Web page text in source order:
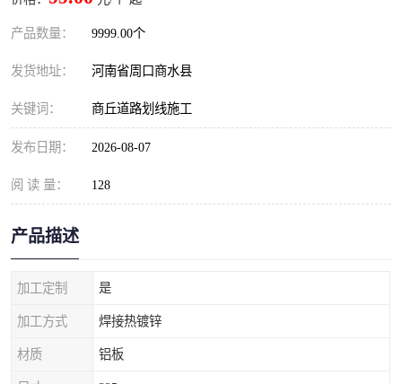
产品数量： 9999.00个
发货地址： 河南省周口商水县
关键词： 商丘道路划线施工
发布日期： 2026-08-07
阅 读 量： 128
产品描述
加工定制 是
加工方式 焊接热镀锌
材质 铝板